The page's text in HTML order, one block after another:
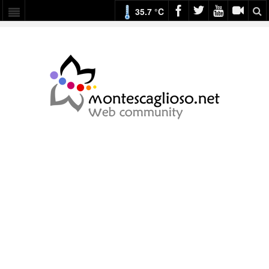
35.7 °C